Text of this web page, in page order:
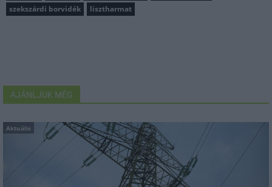
szekszárdi borvidék
lisztharmat
AJÁNLJUK MÉG
Aktuális